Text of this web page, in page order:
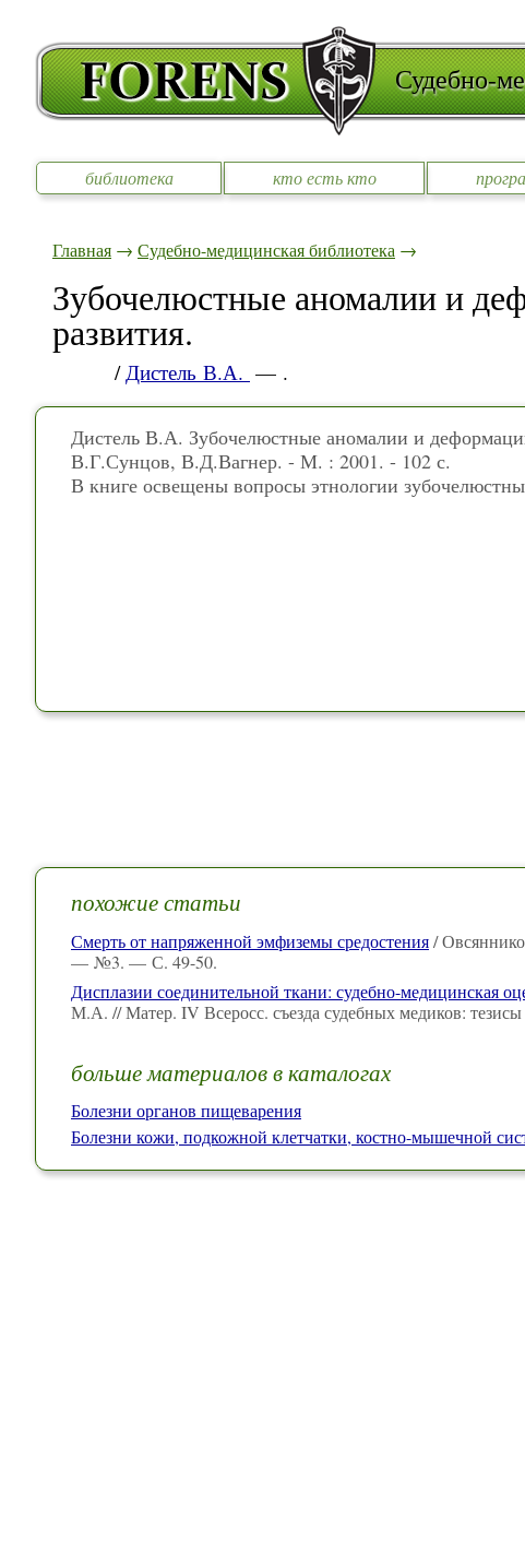
Судебно-
библиотека кто есть кто
Главная → Судебно-медицинская библиотека →
Зубочелюстные аномалии и
развития.
/Дистель В.А. — .
Дистель В.А. Зубочелюстные аномалии и
В.Г.Сунцов, В.Д.Вагнер. - М. : 2001. - 102 с.
В книге освещены вопросы этнологии
похожие статьи
Смерть от напряженной эмфиземы средостения/
— №3. — С. 49-50.
Дисплазии соединительной ткани: судебно-медицинская
М.А. // Матер. IV Всеросс. съезда судебных медиков:
больше материалов в каталогах
Болезни органов пищеварения
Болезни кожи, подкожной клетчатки, костно-мышечной